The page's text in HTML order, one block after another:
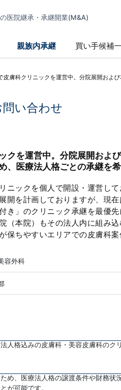
医院継承・承継開業(M&A)
親族内承継 買い手候補
皮膚科クリニックを運営中。分院展開およ
い合わせ
クを運営中。分院展開および
、医療法人格ごとの承継を希
ニックを個人で開設・運営して
開を計画しておりますが、現在
き」のクリニック承継を最優先
（本院）もその法人内に組み込
保ちやすいエリアでの皮膚科案
容外科
人格込みの皮膚科・美容皮膚科のクリ
め、医療法人格の譲渡条件や財務状
が可能です。